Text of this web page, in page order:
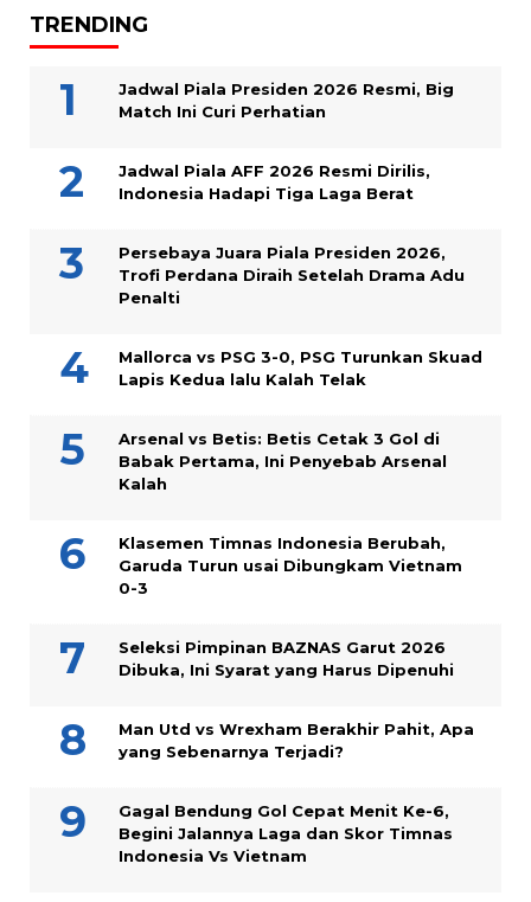
TRENDING
Jadwal Piala Presiden 2026 Resmi, Big
Match Ini Curi Perhatian
Jadwal Piala AFF 2026 Resmi Dirilis,
Indonesia Hadapi Tiga Laga Berat
Persebaya Juara Piala Presiden 2026,
Trofi Perdana Diraih Setelah Drama Adu
Penalti
Mallorca vs PSG 3-0, PSG Turunkan Skuad
Lapis Kedua lalu Kalah Telak
Arsenal vs Betis: Betis Cetak 3 Gol di
Babak Pertama, Ini Penyebab Arsenal
Kalah
Klasemen Timnas Indonesia Berubah,
Garuda Turun usai Dibungkam Vietnam
0-3
Seleksi Pimpinan BAZNAS Garut 2026
Dibuka, Ini Syarat yang Harus Dipenuhi
Man Utd vs Wrexham Berakhir Pahit, Apa
yang Sebenarnya Terjadi?
Gagal Bendung Gol Cepat Menit Ke-6,
Begini Jalannya Laga dan Skor Timnas
Indonesia Vs Vietnam